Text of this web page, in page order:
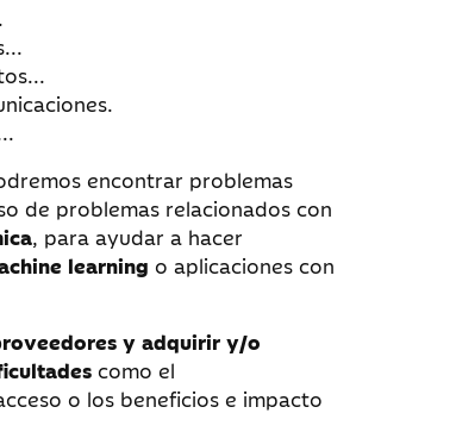
encontrar problemas
de problemas relacionados con
, para ayudar a hacer
learning o aplicaciones con
y adquirir y/o
como el
o los beneficios e impacto